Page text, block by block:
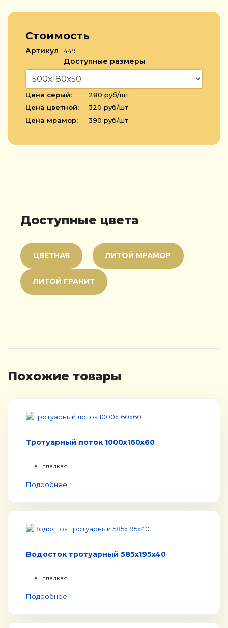
Стоимость
Артикул 449
Доступные размеры
Цена серый:
280 руб/шт
Цена цветной:
320 руб/шт
Цена мрамор:
390 руб/шт
Доступные цвета
ЦВЕТНАЯ ЛИТОЙ МРАМОР
ЛИТОЙ ГРАНИТ
Похожие товары
Тротуарный лоток 1000x160x60
гладкая
Подробнее
Водосток тротуарный 585x195x40
гладкая
Подробнее